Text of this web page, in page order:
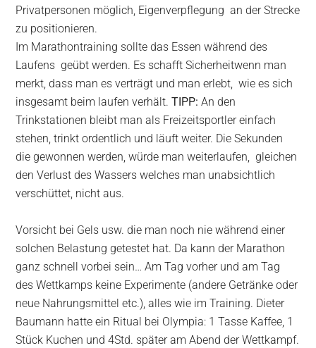
Privatpersonen möglich, Eigenverpflegung an der Strecke
zu positionieren.
Im Marathontraining sollte das Essen während des
Laufens geübt werden. Es schafft Sicherheitwenn man
merkt, dass man es verträgt und man erlebt, wie es sich
insgesamt beim laufen verhält.TIPP: An den
Trinkstationen bleibt man als Freizeitsportler einfach
stehen, trinkt ordentlich und läuft weiter. Die Sekunden
die gewonnen werden, würde man weiterlaufen, gleichen
den Verlust des Wassers welches man unabsichtlich
verschüttet, nicht aus.
Vorsicht bei Gels usw. die man noch nie während einer
solchen Belastung getestet hat. Da kann der Marathon
ganz schnell vorbei sein… Am Tag vorher und am Tag
des Wettkamps keine Experimente (andere Getränke oder
neue Nahrungsmittel etc.), alles wie im Training. Dieter
Baumann hatte ein Ritual bei Olympia: 1 Tasse Kaffee, 1
Stück Kuchen und 4Std. später am Abend der Wettkampf.